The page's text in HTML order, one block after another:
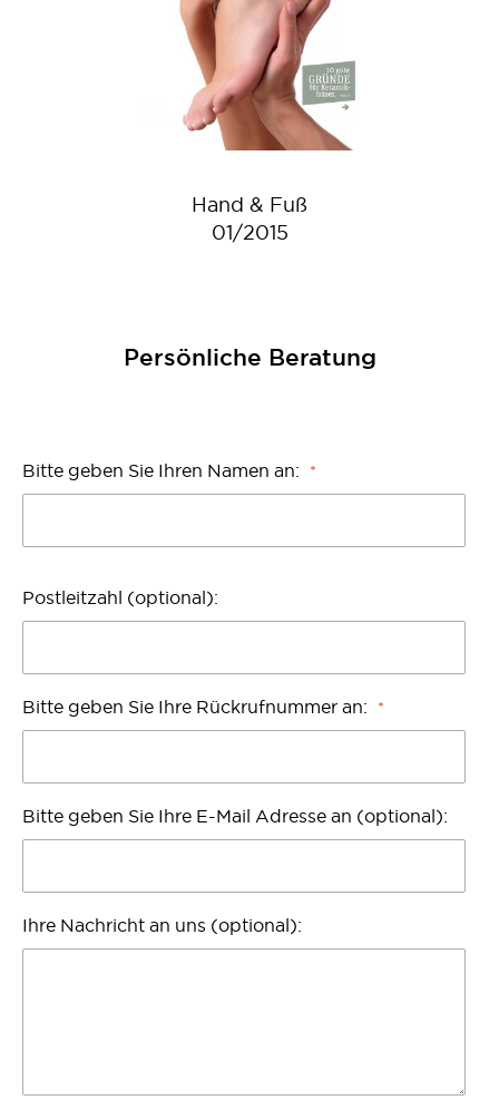
Hand & Fuß
01/2015
Persönliche Beratung
Bitte geben Sie Ihren Namen an:
Postleitzahl (optional):
Bitte geben Sie Ihre Rückrufnummer an:
Bitte geben Sie Ihre E-Mail Adresse an (optional):
Ihre Nachricht an uns (optional):